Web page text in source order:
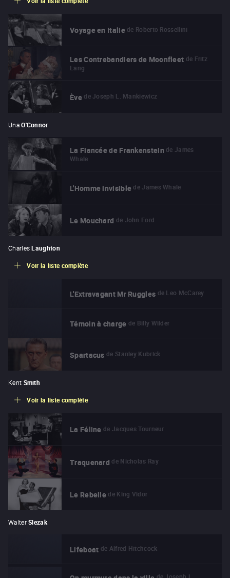
Voyage en Italie de Roberto Rossellini
Les Contrebandiers de Moonfleet de Fritz
Lang
Ève de Joseph L. Mankiewicz
Una O'Connor
La Fiancée de Frankenstein de James
Whale
L'Homme invisible de James Whale
Le Mouchard de John Ford
Charles Laughton
Voir la liste complète
L'Extravagant Mr Ruggles de Leo McCarey
Témoin à charge de Billy Wilder
Spartacus de Stanley Kubrick
Kent Smith
Voir la liste complète
La Féline de Jacques Tourneur
Traquenard de Nicholas Ray
Le Rebelle de King Vidor
Walter Slezak
Lifeboat de Alfred Hitchcock